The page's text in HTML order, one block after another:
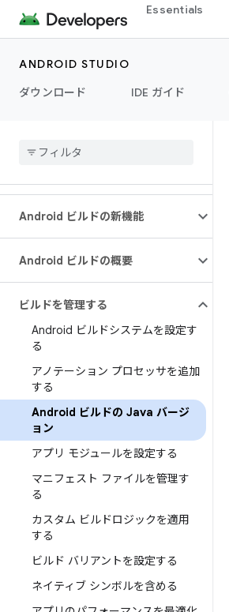
Essentials
ANDROID STUDIO
ダウンロード
IDE ガイド
Android ビルドの新機能
Android ビルドの概要
ビルドを管理する
Android ビルドシステムを設定す
る
アノテーション プロセッサを追加
する
Android ビルドの Java バージ
ョン
アプリ モジュールを設定する
マニフェスト ファイルを管理す
る
カスタム ビルドロジックを適用
する
ビルド バリアントを設定する
ネイティブ シンボルを含める